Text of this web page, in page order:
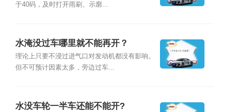
于40码，及时打开雨刷、示廓...
水淹没过车哪里就不能再开？
理论上只要不浸过进气口对发动机都没有影响。
但不可预计因素太多，旁边过车...
水没车轮一半车还能不能开?